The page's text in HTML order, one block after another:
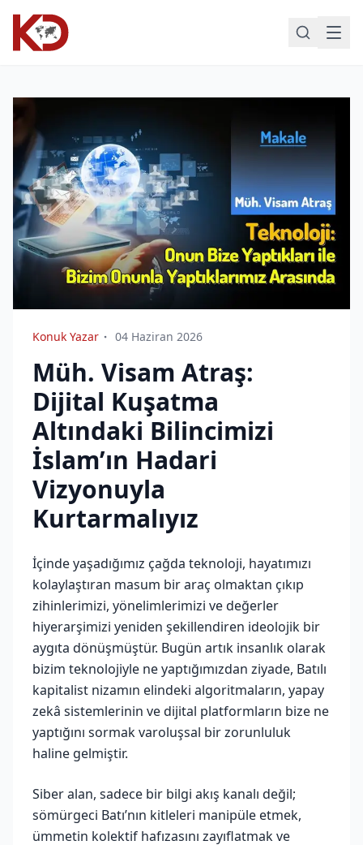
Konuk Yazar 04 Haziran 2026
Müh. Visam Atraş:
Dijital Kuşatma
Altındaki Bilincimizi
İslam’ın Hadari
Vizyonuyla
Kurtarmalıyız
İçinde yaşadığımız çağda teknoloji, hayatımızı
kolaylaştıran masum bir araç olmaktan çıkıp
zihinlerimizi, yönelimlerimizi ve değerler
hiyerarşimizi yeniden şekillendiren ideolojik bir
aygıta dönüşmüştür. Bugün artık insanlık olarak
bizim teknolojiyle ne yaptığımızdan ziyade, Batılı
kapitalist nizamın elindeki algoritmaların, yapay
zekâ sistemlerinin ve dijital platformların bize ne
yaptığını sormak varoluşsal bir zorunluluk
haline gelmiştir.
Siber alan, sadece bir bilgi akış kanalı değil;
sömürgeci Batı’nın kitleleri manipüle etmek,
ümmetin kolektif hafızasını zayıflatmak ve